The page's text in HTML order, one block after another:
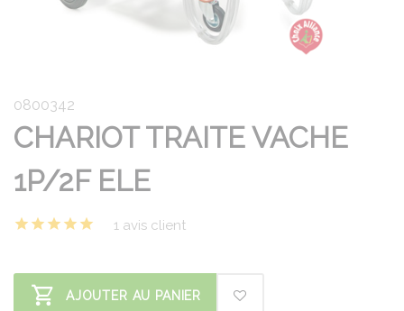
0800342
CHARIOT TRAITE VACHE
1P/2F ELE
1 avis client
AJOUTER AU PANIER